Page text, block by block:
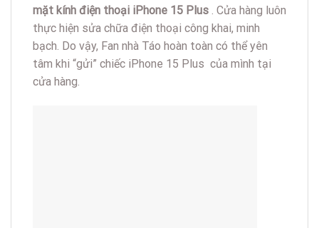
mặt kính điện thoại iPhone 15 Plus . Cửa hàng luôn
thực hiện sửa chữa điện thoại công khai, minh
bạch. Do vậy, Fan nhà Táo hoàn toàn có thể yên
tâm khi “gửi” chiếc iPhone 15 Plus của mình tại
cửa hàng.